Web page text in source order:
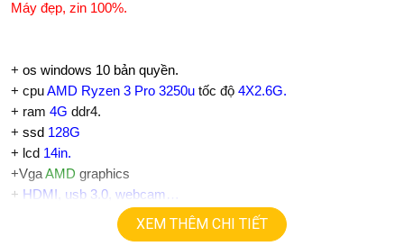
Máy đẹp, zin 100%.
+ os windows 10 bản quyền.
+ cpuAMD Ryzen 3 Pro 3250u tốc độ 4X2.6G.
+ ram 4G ddr4.
+ ssd 128G
+ lcd 14in.
+VgaAMD graphics
+ HDMI , usb 3.0, webcam…
+ phím chiclet, có đèn bàn phím.
XEM THÊM CHI TIẾT